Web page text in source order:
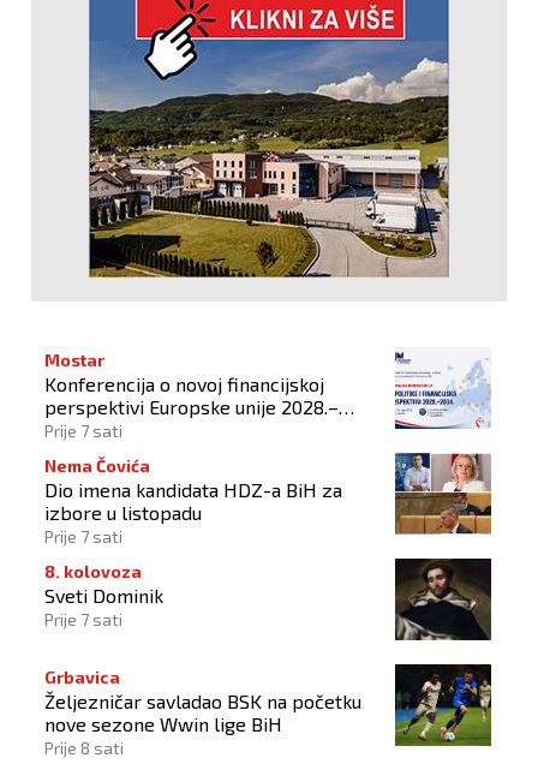
Mostar
Konferencija o novoj financijskoj
perspektivi Europske unije 2028.–
2034.
Prije 7 sati
Nema Čovića
Dio imena kandidata HDZ-a BiH za
izbore u listopadu
Prije 7 sati
8. kolovoza
Sveti Dominik
Prije 7 sati
Grbavica
Željezničar savladao BSK na početku
nove sezone Wwin lige BiH
Prije 8 sati